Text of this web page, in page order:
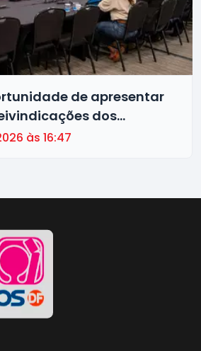
de apresentar
dos
às 16:47